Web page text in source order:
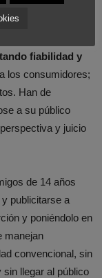
bajan y la
fiabilidad y
los consumidores;
Han de
a su público
y juicio
de 14 años
publicitarse a
y poniéndolo en
manejan
convencional, sin
llegar al público